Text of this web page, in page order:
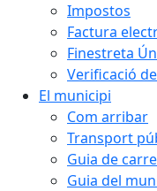
Impostos
Factura
Finestreta
Verificació
El municipi
Com arribar
Transport
Guia de
Guia del